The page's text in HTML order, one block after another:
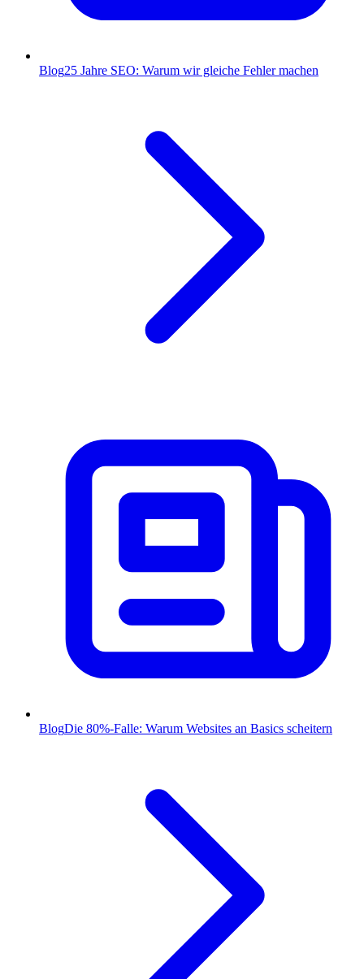
Blog25 Jahre SEO: Warum wir gleiche Fehler machen
BlogDie 80%-Falle: Warum Websites an Basics scheitern